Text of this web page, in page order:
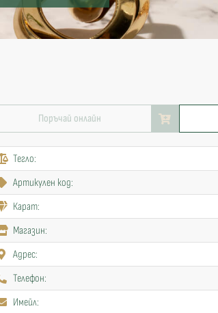
Поръчай онлайн
Тегло:
Артикулен код:
Карат:
Mагазин:
Адрес:
Телефон:
Имейл: